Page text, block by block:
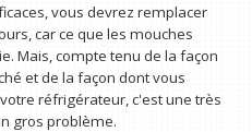
vous devrez remplacer
car ce que les mouches
Mais, compte tenu de la façon
et de la façon dont vous
réfrigérateur, c'est une très
gros problème.